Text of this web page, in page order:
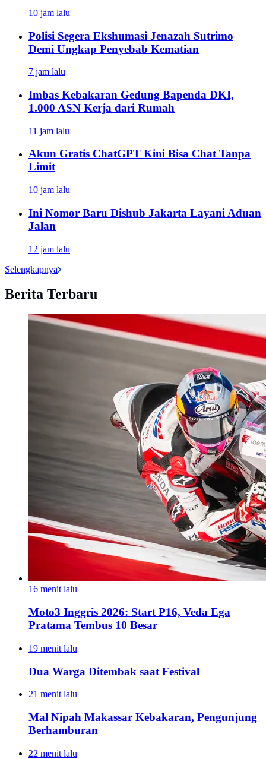
10 jam lalu
Polisi Segera Ekshumasi Jenazah Sutrimo
Demi Ungkap Penyebab Kematian
7 jam lalu
Imbas Kebakaran Gedung Bapenda DKI,
1.000 ASN Kerja dari Rumah
11 jam lalu
Akun Gratis ChatGPT Kini Bisa Chat Tanpa
Limit
10 jam lalu
Ini Nomor Baru Dishub Jakarta Layani Aduan
Jalan
12 jam lalu
Selengkapnya
Berita Terbaru
16 menit lalu
Moto3 Inggris 2026: Start P16, Veda Ega
Pratama Tembus 10 Besar
19 menit lalu
Dua Warga Ditembak saat Festival
21 menit lalu
Mal Nipah Makassar Kebakaran, Pengunjung
Berhamburan
22 menit lalu